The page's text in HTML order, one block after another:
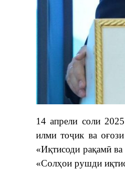
​14 апрели соли
илми тоҷик ва
«Иқтисоди рақамӣ
«Солҳои рушди